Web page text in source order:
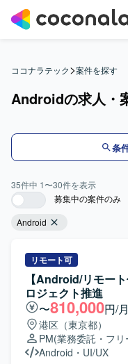
ココナラテック>案件を探す
Androidの求人・
条
35件中 1〜30件を表示
募集中の案件のみ
Android
リモート可
【Android/リモー
ロジェクト推進
〜810,000円/月
港区（東京都）
PM(業務委託・フ
Android ・ UI/UX